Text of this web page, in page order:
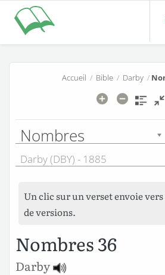
Accueil / Bible/ Darby/
Nombres
Darby (DBY) - 1885
Un clic sur un verset envoie
de versions.
Nombres 36
Darby